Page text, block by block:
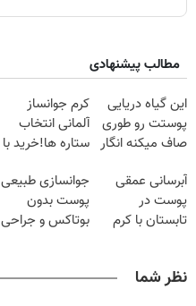
مطالب پیشنهادی
این گیاه دریایی
پوستت رو طوری
صاف میکنه انگار
شدی🔥
کرم جوانساز
آلمانی انتخاب
ستاره ها!خرید با
آبرسانی عمقی
پوست در
تابستان با کرم
جوانسازی طبیعی
پوست بدون
بوتاکس و جراحی
نظر شما